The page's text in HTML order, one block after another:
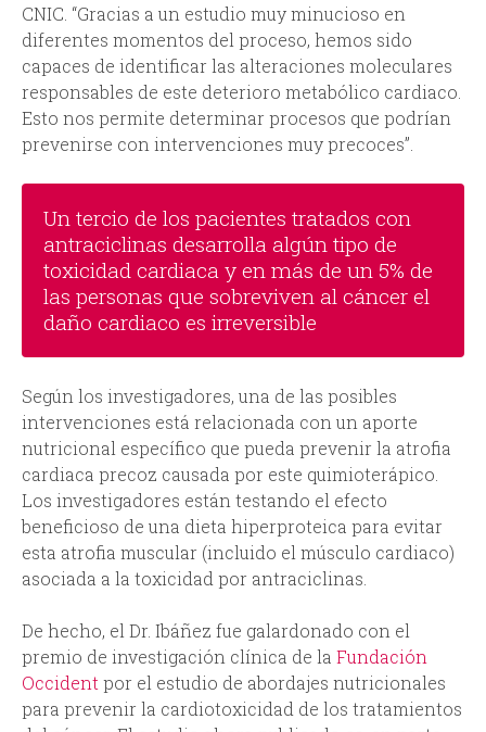
CNIC. “Gracias a un estudio muy minucioso en
diferentes momentos del proceso, hemos sido
capaces de identificar las alteraciones moleculares
responsables de este deterioro metabólico cardiaco.
Esto nos permite determinar procesos que podrían
prevenirse con intervenciones muy precoces”.
Un tercio de los pacientes tratados con
antraciclinas desarrolla algún tipo de
toxicidad cardiaca y en más de un 5% de
las personas que sobreviven al cáncer el
daño cardiaco es irreversible
Según los investigadores, una de las posibles
intervenciones está relacionada con un aporte
nutricional específico que pueda prevenir la atrofia
cardiaca precoz causada por este quimioterápico.
Los investigadores están testando el efecto
beneficioso de una dieta hiperproteica para evitar
esta atrofia muscular (incluido el músculo cardiaco)
asociada a la toxicidad por antraciclinas.
De hecho, el Dr. Ibáñez fue galardonado con el
premio de investigación clínica de la Fundación
Occident por el estudio de abordajes nutricionales
para prevenir la cardiotoxicidad de los tratamientos